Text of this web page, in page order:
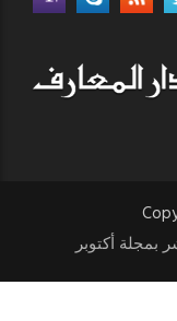
أكتوبر